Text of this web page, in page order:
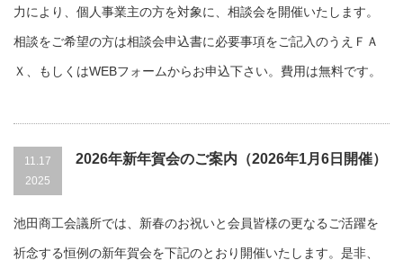
力により、個人事業主の方を対象に、相談会を開催いたします。
相談をご希望の方は相談会申込書に必要事項をご記入のうえＦＡ
Ｘ、もしくはWEBフォームからお申込下さい。費用は無料です。
11.17
2025
2026年新年賀会のご案内（2026年1月6日開催）
池田商工会議所では、新春のお祝いと会員皆様の更なるご活躍を
祈念する恒例の新年賀会を下記のとおり開催いたします。是非、